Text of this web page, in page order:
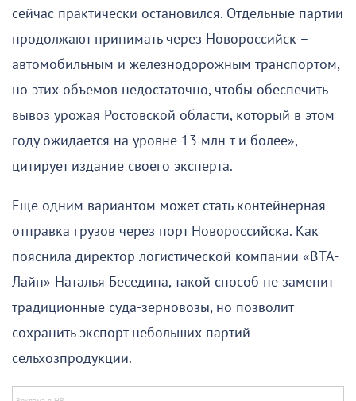
сейчас практически остановился. Отдельные партии
продолжают принимать через Новороссийск –
автомобильным и железнодорожным транспортом,
но этих объемов недостаточно, чтобы обеспечить
вывоз урожая Ростовской области, который в этом
году ожидается на уровне 13 млн т и более», –
цитирует издание своего эксперта.
Еще одним вариантом может стать контейнерная
отправка грузов через порт Новороссийска. Как
пояснила директор логистической компании «ВТА-
Лайн» Наталья Беседина, такой способ не заменит
традиционные суда-зерновозы, но позволит
сохранить экспорт небольших партий
сельхозпродукции.